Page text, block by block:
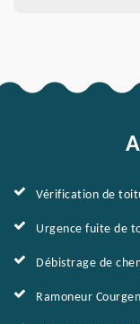
Vérification de
Urgence fuite de
Débistrage de
Ramoneur